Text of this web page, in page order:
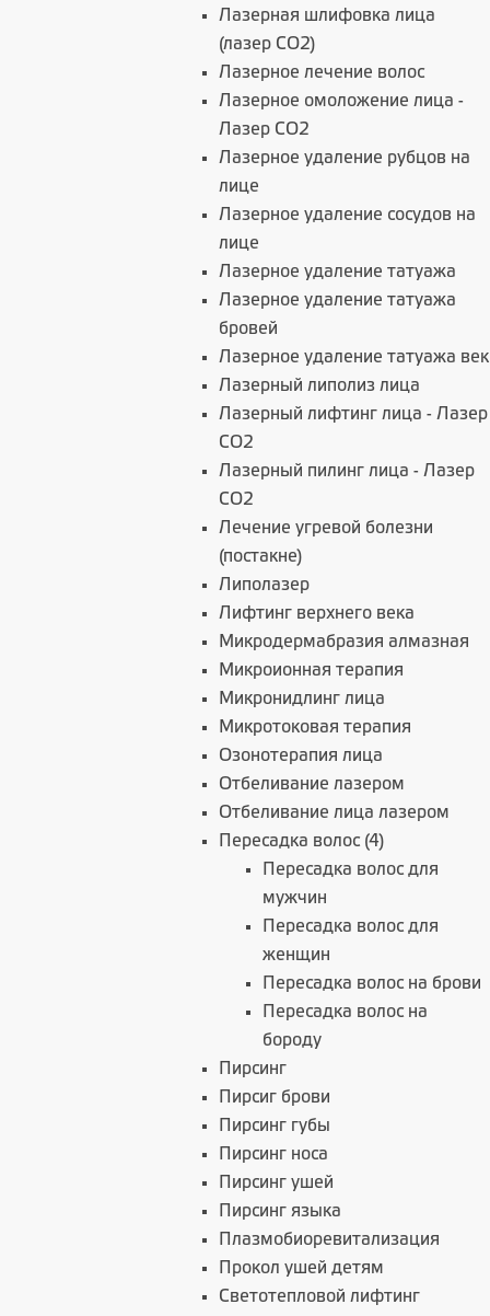
Лазерная шлифовка лица
(лазер CO2)
Лазерное лечение волос
Лазерное омоложение лица -
Лазер СО2
Лазерное удаление рубцов на
лице
Лазерное удаление сосудов на
лице
Лазерное удаление татуажа
Лазерное удаление татуажа
бровей
Лазерное удаление татуажа век
Лазерный липолиз лица
Лазерный лифтинг лица - Лазер
CO2
Лазерный пилинг лица - Лазер
СО2
Лечение угревой болезни
(постакне)
Липолазер
Лифтинг верхнего века
Микродермабразия алмазная
Микроионная терапия
Микронидлинг лица
Микротоковая терапия
Озонотерапия лица
Отбеливание лазером
Отбеливание лица лазером
Пересадка волос (4)
Пересадка волос для
мужчин
Пересадка волос для
женщин
Пересадка волос на брови
Пересадка волос на
бороду
Пирсинг
Пирсиг брови
Пирсинг губы
Пирсинг носа
Пирсинг ушей
Пирсинг языка
Плазмобиоревитализация
Прокол ушей детям
Светотепловой лифтинг